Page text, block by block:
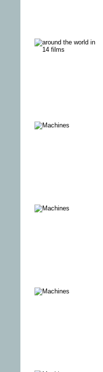
SEASIDE
SPECIAL - Ein
9. Edition des
Italian Film
VERLORENE
ILLUSIONEN
ROBIN BANK